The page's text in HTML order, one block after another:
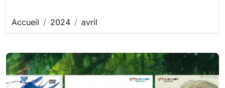
Accueil 2024 avril